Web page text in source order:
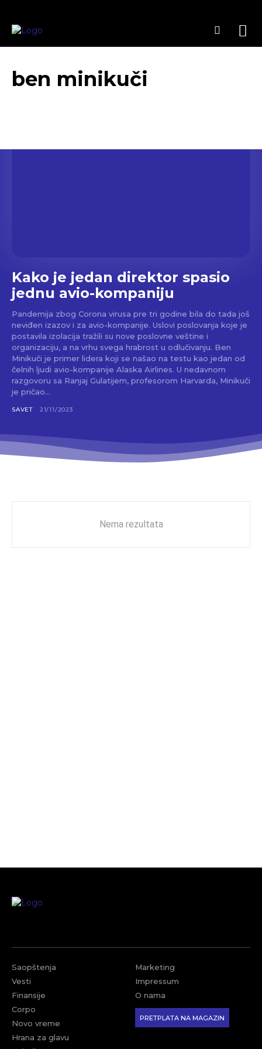
ben minikuči
Kako je jedan direktor spasio
jednu avio-kompaniju
Pandemija zbog Corona virusa pre tri godine bila do tada još
neviđen izazov i za avio-kompanije. Uslovi poslovanja koje je
postavila izolacija tražili su nove poslovne veštine i
organizaciju, a na vrhu svega hrabrost u odlučivanju. Ben
Minikuči je primer lidera koji se našao na testu kao jedan od
čelnih ljudi avio-kompanije Alaska Airlines. U nedavnom
razgovoru sa Ranjaj Gulatijem, profesorom Harvarda, Minikuči
je pričao...
SAVET 21/11/2023
Nema rezultata
Saopštenja
Vesti
Finansije
Corpo
Novo vreme
Hrana za glavu
Marketing
Impressum
O nama
PRETPLATA NA MAGAZIN